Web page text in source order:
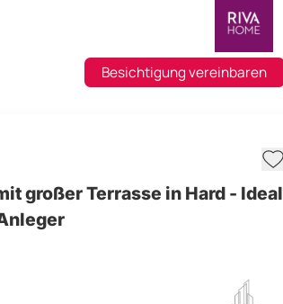
Besichtigung vereinbaren
großer Terrasse in Hard - Ideal